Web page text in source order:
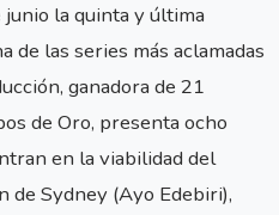
la quinta y última
de las series más aclamadas
ganadora de 21
de Oro, presenta ocho
en la viabilidad del
de Sydney (Ayo Edebiri),